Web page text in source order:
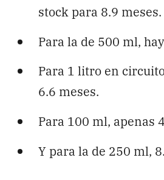
stock para 8.9 meses.
Para la de 500 ml,
Para 1 litro en
6.6 meses.
Para 100 ml, apenas
Y para la de 250 ml,